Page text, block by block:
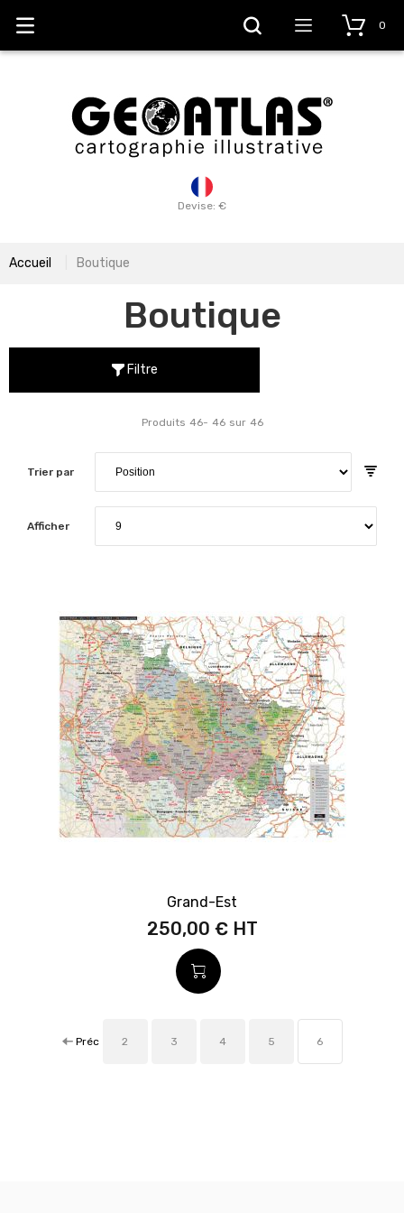
Devise: €
0
Accueil Boutique
Boutique
Filtre
Trier par
Produits 46- 46 sur 46
Afficher
Grand-Est
250,00 €
Préc 2 3 4 5 6